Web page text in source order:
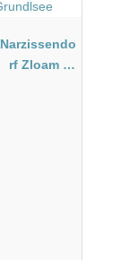
Narzissendo
rf Zloam -